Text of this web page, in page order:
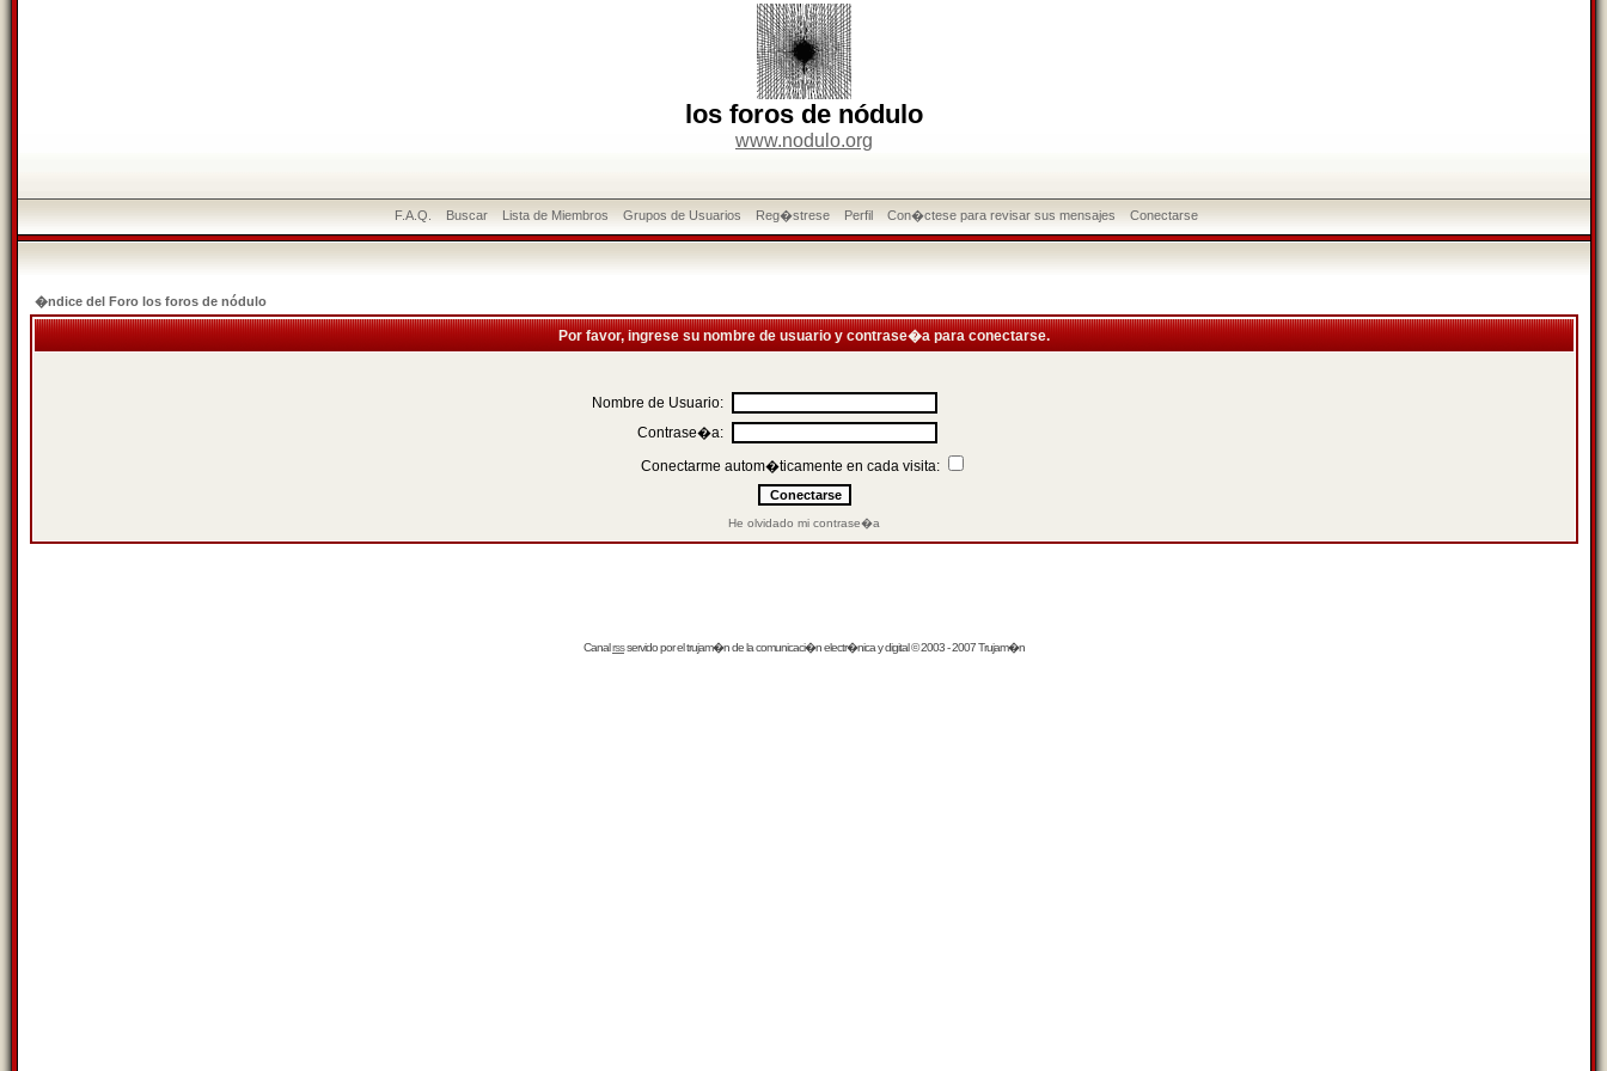
los foros de nódulo
www.nodulo.org
F.A.Q. Buscar Lista de Miembros Grupos de Usuarios Reg�strese Perfil Con�ctese para revisar sus mensajes Conectarse
�ndice del Foro los foros de nódulo
Por favor, ingrese su nombre de usuario y contrase�a para conectarse.
Nombre de Usuario:
Contrase�a:
Conectarme autom�ticamente en cada visita:
He olvidado mi contrase�a
Canalrssservido por eltrujam�nde la comunicaci�n electr�nica y digital © 2003 - 2007 Trujam�n